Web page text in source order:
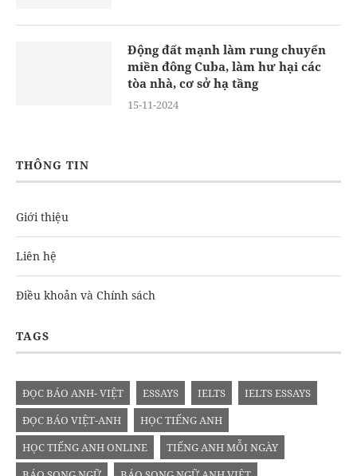
Động đất mạnh làm rung chuyển
miền đông Cuba, làm hư hại các
tòa nhà, cơ sở hạ tầng
15-11-2024
THÔNG TIN
Giới thiệu
Liên hệ
Điều khoản và Chính sách
TAGS
ĐỌC BÁO ANH- VIỆT ESSAYS IELTS
IELTS ESSAYS
ĐỌC BÁO VIỆT-ANH
HỌC TIẾNG ANH
HỌC TIẾNG ANH ONLINE
TIẾNG ANH MỖI NGÀY